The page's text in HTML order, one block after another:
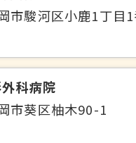
市駿河区小鹿1丁目
科病院
市葵区柚木90-1